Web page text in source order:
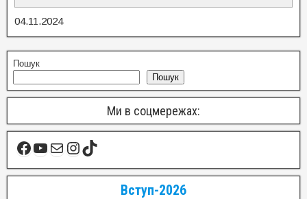
04.11.2024
Пошук
Пошук
Ми в соцмережах:
Вступ-2026